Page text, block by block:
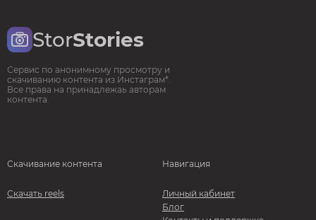
StorStories
Сервис по анонимному просмотру и
скачиванию контента из Инстаграм*.
Все права на принадлежаь авторам
контента.
Скачивание контента
Скачать reels
Навигация
Личный кабинет
Блог